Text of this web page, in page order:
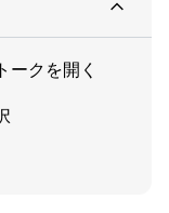
ークを開く